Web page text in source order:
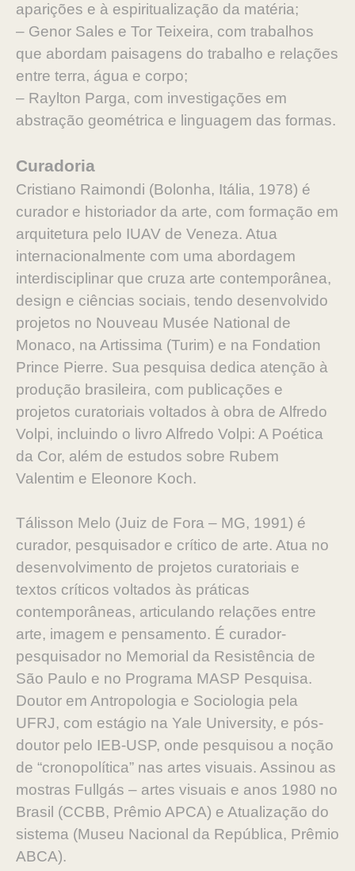
aparições e à espiritualização da matéria;
– Genor Sales e Tor Teixeira, com trabalhos
que abordam paisagens do trabalho e relações
entre terra, água e corpo;
– Raylton Parga, com investigações em
abstração geométrica e linguagem das formas.
Curadoria
Cristiano Raimondi (Bolonha, Itália, 1978) é
curador e historiador da arte, com formação em
arquitetura pelo IUAV de Veneza. Atua
internacionalmente com uma abordagem
interdisciplinar que cruza arte contemporânea,
design e ciências sociais, tendo desenvolvido
projetos no Nouveau Musée National de
Monaco, na Artissima (Turim) e na Fondation
Prince Pierre. Sua pesquisa dedica atenção à
produção brasileira, com publicações e
projetos curatoriais voltados à obra de Alfredo
Volpi, incluindo o livro Alfredo Volpi: A Poética
da Cor, além de estudos sobre Rubem
Valentim e Eleonore Koch.
Tálisson Melo (Juiz de Fora – MG, 1991) é
curador, pesquisador e crítico de arte. Atua no
desenvolvimento de projetos curatoriais e
textos críticos voltados às práticas
contemporâneas, articulando relações entre
arte, imagem e pensamento. É curador-
pesquisador no Memorial da Resistência de
São Paulo e no Programa MASP Pesquisa.
Doutor em Antropologia e Sociologia pela
UFRJ, com estágio na Yale University, e pós-
doutor pelo IEB-USP, onde pesquisou a noção
de “cronopolítica” nas artes visuais. Assinou as
mostras Fullgás – artes visuais e anos 1980 no
Brasil (CCBB, Prêmio APCA) e Atualização do
sistema (Museu Nacional da República, Prêmio
ABCA).